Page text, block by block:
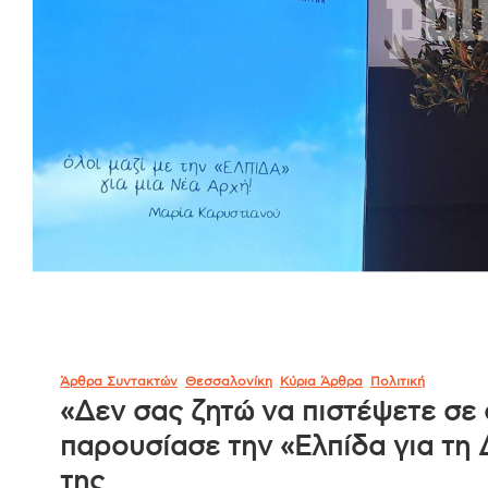
Άρθρα Συντακτών Θεσσαλονίκη Κύρια Άρθρα Πολιτική
«Δεν σας ζητώ να πιστέψετε
παρουσίασε την «Ελπίδα για τη
της